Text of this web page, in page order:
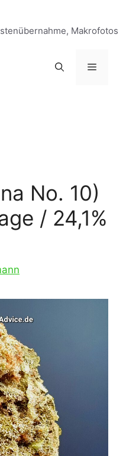
Makrofotos
Menü
No. 10)
/ 24,1%